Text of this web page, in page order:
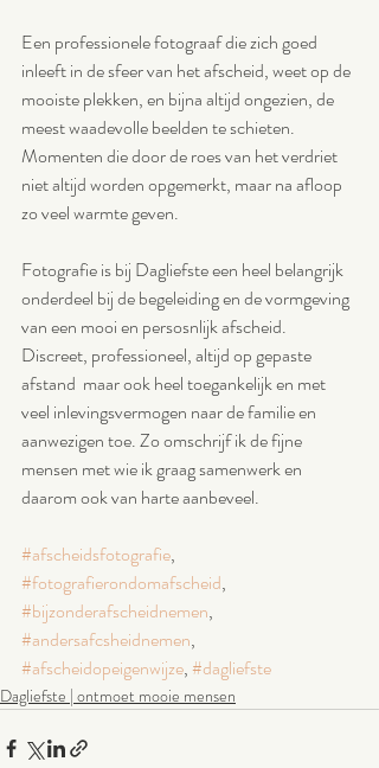
Een professionele fotograaf die zich goed
inleeft in de sfeer van het afscheid, weet op de
mooiste plekken, en bijna altijd ongezien, de
meest waadevolle beelden te schieten.
Momenten die door de roes van het verdriet
niet altijd worden opgemerkt, maar na afloop
zo veel warmte geven.
Fotografie is bij Dagliefste een heel belangrijk
onderdeel bij de begeleiding en de vormgeving
van een mooi en persosnlijk afscheid.
Discreet, professioneel, altijd op gepaste
afstand  maar ook heel toegankelijk en met
veel inlevingsvermogen naar de familie en
aanwezigen toe. Zo omschrijf ik de fijne
mensen met wie ik graag samenwerk en
daarom ook van harte aanbeveel.
#afscheidsfotografie,
#fotografierondomafscheid,
#bijzonderafscheidnemen,
#andersafcsheidnemen,
#afscheidopeigenwijze, #dagliefste
Dagliefste | ontmoet mooie mensen